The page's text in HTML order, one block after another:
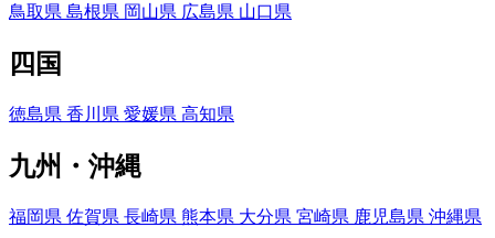
鳥取県 島根県 岡山県 広島県 山口県
四国
徳島県 香川県 愛媛県 高知県
九州・沖縄
福岡県 佐賀県 長崎県 熊本県 大分県 宮崎県 鹿児島県 沖縄県